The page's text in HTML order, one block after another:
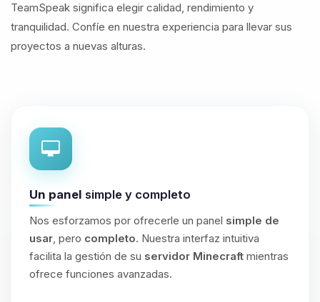
TeamSpeak significa elegir calidad, rendimiento y
tranquilidad. Confíe en nuestra experiencia para llevar sus
proyectos a nuevas alturas.
Un panel simple y completo
Nos esforzamos por ofrecerle un panel simple de
usar, pero completo. Nuestra interfaz intuitiva
facilita la gestión de su servidor Minecraft mientras
ofrece funciones avanzadas.